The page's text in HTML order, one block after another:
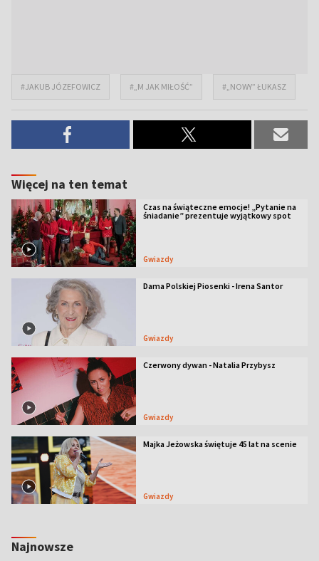
#JAKUB JÓZEFOWICZ #„M JAK MIŁOŚĆ” #„NOWY” ŁUKASZ
Więcej na ten temat
Czas na świąteczne emocje! „Pytanie na
śniadanie” prezentuje wyjątkowy spot
Gwiazdy
Dama Polskiej Piosenki - Irena Santor
Gwiazdy
Czerwony dywan - Natalia Przybysz
Gwiazdy
Majka Jeżowska świętuje 45 lat na scenie
Gwiazdy
Najnowsze